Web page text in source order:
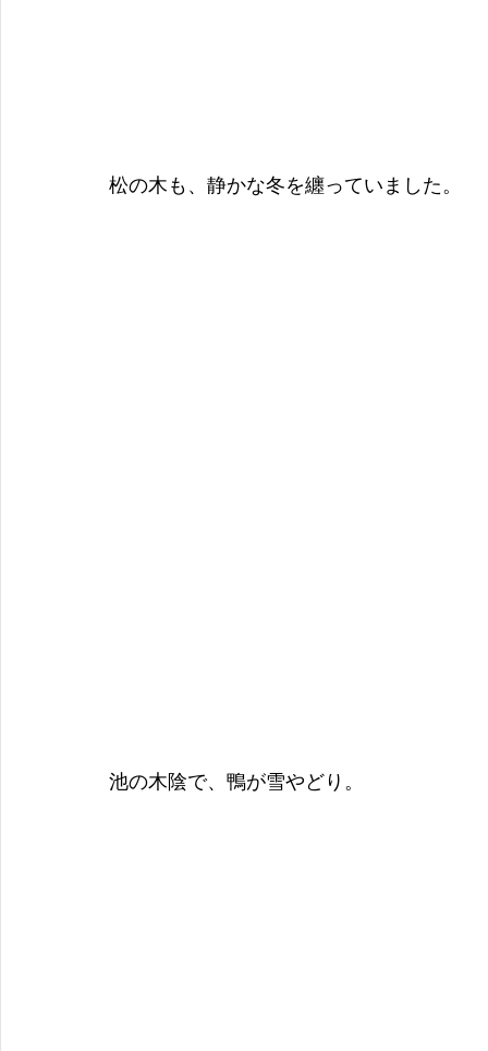
松の木も、静かな冬を纏っていました。
池の木陰で、鴨が雪やどり。